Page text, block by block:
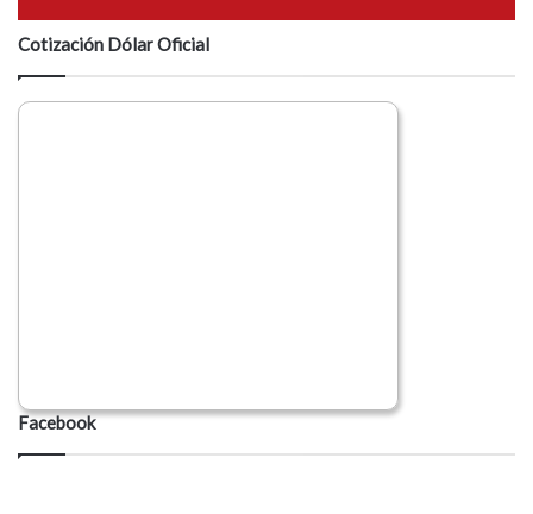
Cotización Dólar Oficial
Facebook